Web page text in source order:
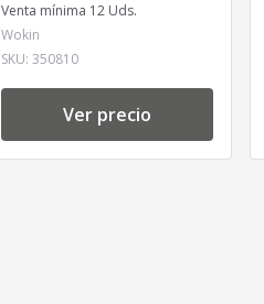
Venta mínima 12 Uds.
Wokin
SKU: 350810
Ver precio